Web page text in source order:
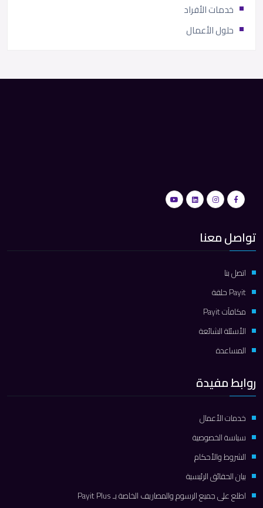
خدمات الأفراد
حلول الأعمال
تواصل معنا
اتصل بنا
Payit حلقة
مكافآت Payit
الأسئلة الشائعة
المساعدة
روابط مفيدة
خدمات الأعمال
سياسة الخصوصية
الشروط والأحكام
بيان الحقائق الرئيسية
اطلع على جميع الرسوم والمصاريف الخاصة بـ Payit Plus